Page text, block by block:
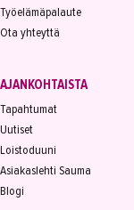
Työelämäpalaute
Ota yhteyttä
AJANKOHTAISTA
Tapahtumat
Uutiset
Loistoduuni
Asiakaslehti Sauma
Blogi